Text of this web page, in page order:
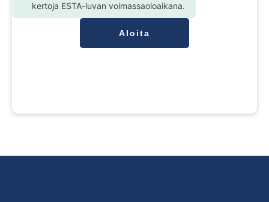
kertoja ESTA-luvan voimassaoloaikana.
Aloita